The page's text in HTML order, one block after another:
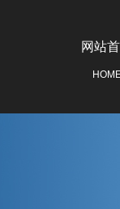
网站